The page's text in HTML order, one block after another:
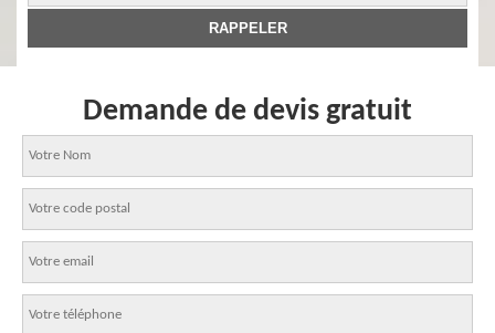
Demande de devis gratuit